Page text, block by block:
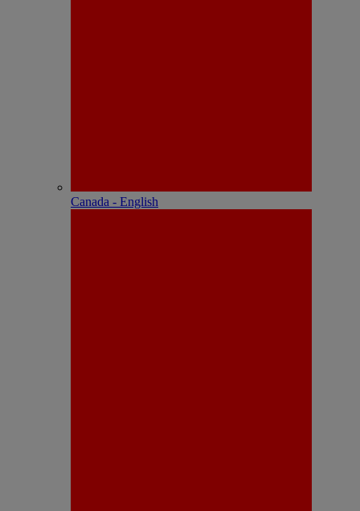
Canada - English